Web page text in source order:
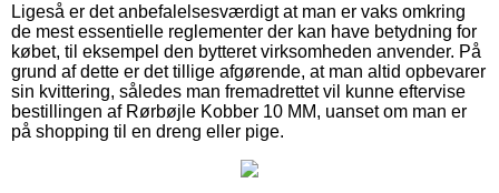
Ligeså er det anbefalelsesværdigt at man er vaks omkring
de mest essentielle reglementer der kan have betydning for
købet, til eksempel den bytteret virksomheden anvender. På
grund af dette er det tillige afgørende, at man altid opbevarer
sin kvittering, således man fremadrettet vil kunne eftervise
bestillingen af Rørbøjle Kobber 10 MM, uanset om man er
på shopping til en dreng eller pige.